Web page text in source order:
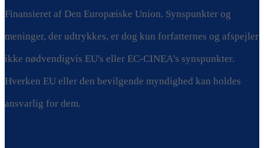
Finansieret af Den Europæiske Union. Synspunkter og
meninger, der udtrykkes, er dog kun forfatternes og afspejler
ikke nødvendigvis EU's eller EC-CINEA's synspunkter.
Hverken EU eller den bevilgende myndighed kan holdes
ansvarlig for dem.